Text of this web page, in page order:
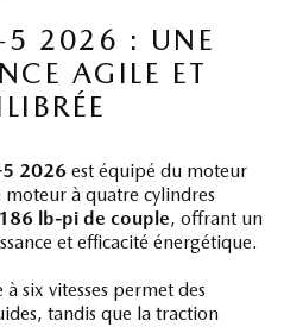
2026 : UNE
AGILE ET
5 2026 est équipé du moteur
moteur à quatre cylindres
lb-pi de couple, offrant un
et efficacité énergétique.
six vitesses permet des
tandis que la traction